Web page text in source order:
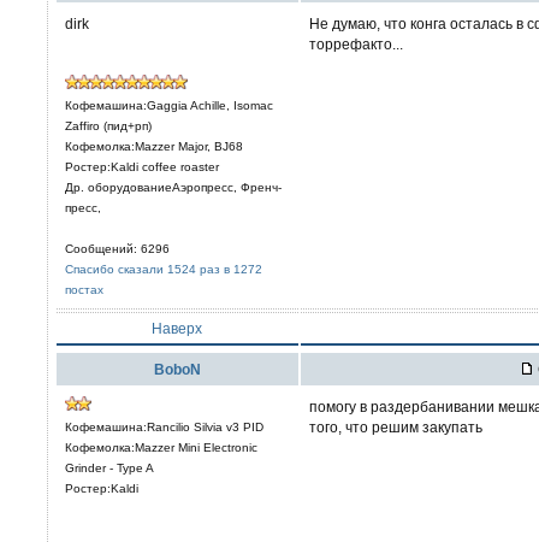
dirk
Кофемашина:Gaggia Achille, Isomac
Zaffiro (пид+рп)
Кофемолка:Mazzer Major, BJ68
Ростер:Kaldi coffee roaster
Др. оборудованиеАэропресс, Френч-
пресс,
Сообщений: 6296
Спасибо сказали 1524 раз в 1272
постах
Не думаю, что конга осталась в
торрефакто...
Наверх
BoboN
Кофемашина:Rancilio Silvia v3 PID
Кофемолка:Mazzer Mini Electronic
Grinder - Type A
Ростер:Kaldi
помогу в раздербанивании
того, что решим закупать